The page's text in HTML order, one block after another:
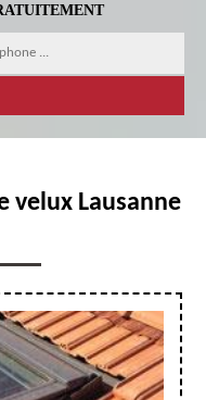
velux Lausanne